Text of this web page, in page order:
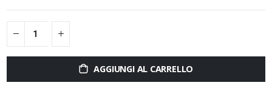
AGGIUNGI AL CARRELLO